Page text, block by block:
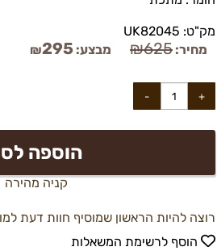
מק"ט: UK82045
מחיר:
₪625 מבצע: ₪295
הוספה
קניה מהירה
רוצה להיות הראשון שמוסיף חוות דעת
הוסף לרשימת המשאלות